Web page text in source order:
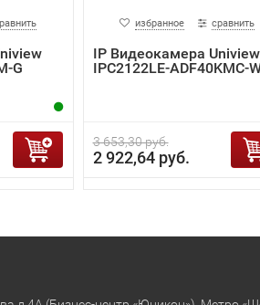
G
избранное сравнить
IP Видеокамера Uniview
IPC2122LE-ADF40KMC-
3 653,30 руб.
2 922,64 руб.